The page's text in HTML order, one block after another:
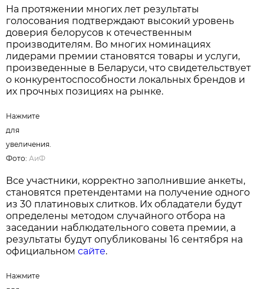
Нажмите для увеличения. Фото:АиФ
Именно такой формат делает результаты премии
максимально объективными, позволяя
определить реальные потребительские
предпочтения, уровень спонтанной
узнаваемости брендов и выявить компании,